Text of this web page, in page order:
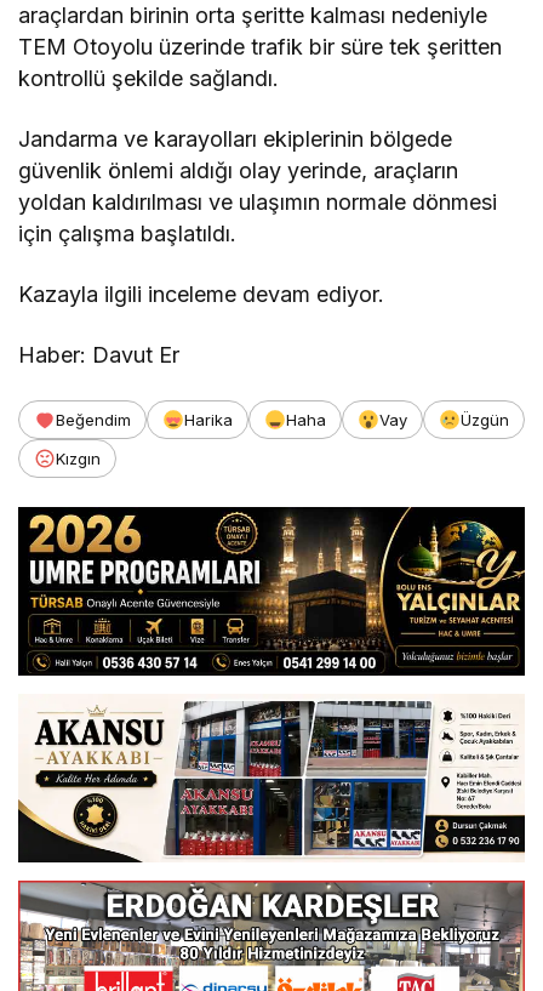
araçlardan birinin orta şeritte kalması nedeniyle
TEM Otoyolu üzerinde trafik bir süre tek şeritten
kontrollü şekilde sağlandı.
Jandarma ve karayolları ekiplerinin bölgede
güvenlik önlemi aldığı olay yerinde, araçların
yoldan kaldırılması ve ulaşımın normale dönmesi
için çalışma başlatıldı.
Kazayla ilgili inceleme devam ediyor.
Haber: Davut Er
Beğendim Harika Haha Vay
Üzgün
Kızgın